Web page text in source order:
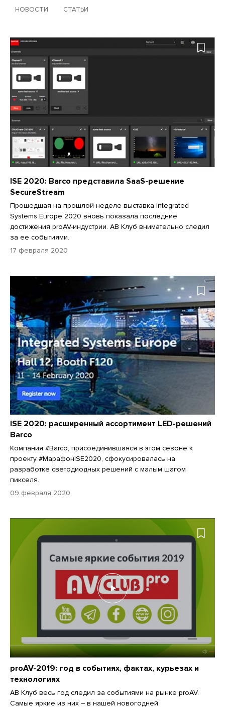
НОВОСТИ СТАТЬИ
ISE 2020: Barco представила SaaS-решение
SecureStream
Прошедшая на прошлой неделе выставка Integrated
Systems Europe 2020 вновь показала последние
достижения proAV-индустрии. АВ Клуб внимательно следил
за ее событиями.
17 февраля 2020
ISE 2020: расширенный ассортимент LED-решений
Barco
Компания #Barco, присоединившаяся в этом сезоне к
проекту #МарафонISE2020, сфокусировалась на
разработке светодиодных решений с малым шагом
пикселя.
09 февраля 2020
proAV-2019: год в событиях, фактах, курьезах и
технологиях
АВ Клуб весь год следил за событиями на рынке proAV.
Самые яркие из них – в нашей новогодней